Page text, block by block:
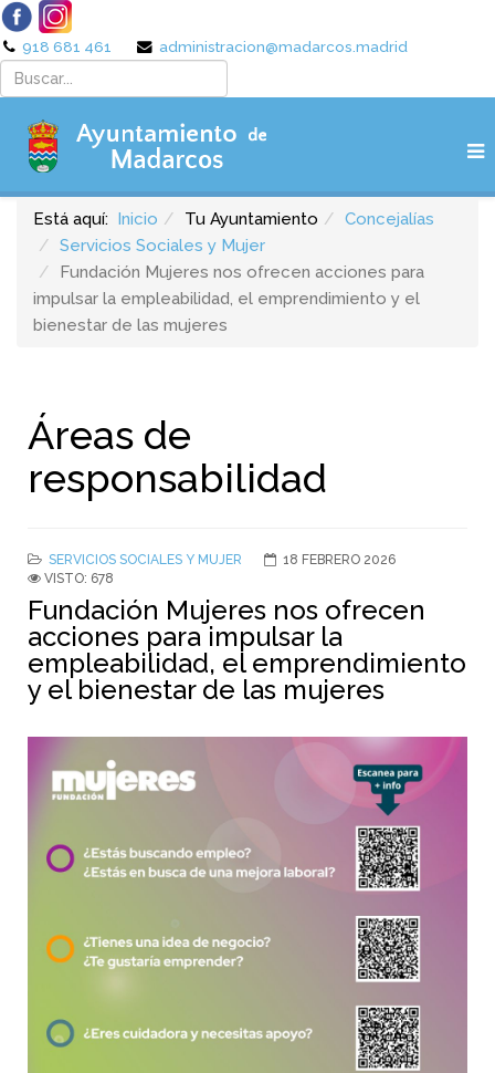
918 681 461 administracion@madarcos.madrid
Está aquí: Inicio Tu Ayuntamiento
Concejalías
Servicios Sociales y Mujer
Fundación Mujeres nos ofrecen acciones para
impulsar la empleabilidad, el emprendimiento y el
bienestar de las mujeres
Áreas de
responsabilidad
SERVICIOS SOCIALES Y MUJER
18 FEBRERO 2026
VISTO: 678
Fundación Mujeres nos ofrecen
acciones para impulsar la
empleabilidad, el emprendimiento
y el bienestar de las mujeres